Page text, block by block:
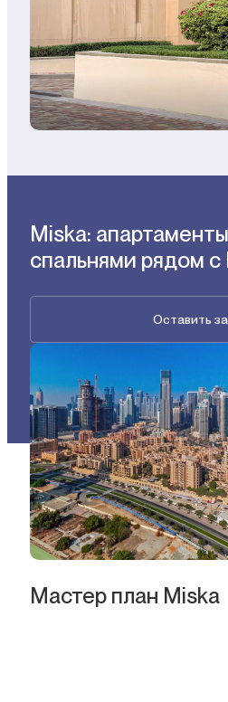
Miska:
спальнями рядом с
Оставить
Мастер план Miska